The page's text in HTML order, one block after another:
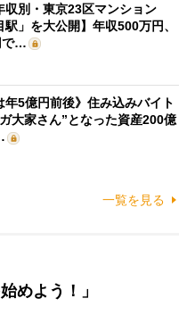
収別・東京23区マンション
駅」を大公開】年収500万円、
で…
年5億円前後》住み込みバイト
大家さん”となった資産200億
一覧を見る
めよう！」